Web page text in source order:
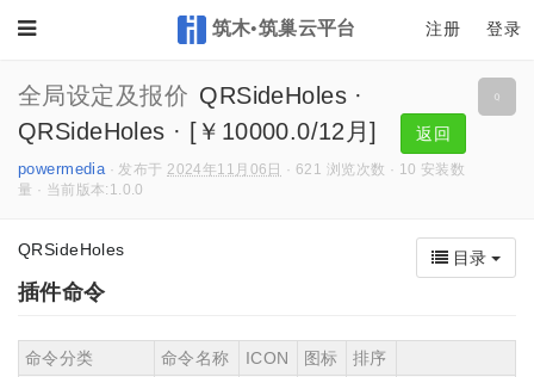
Toggle 筑木•筑巢云平台 注册 登录
全局设定及报价 QRSideHoles ·
QRSideHoles · [￥10000.0/12月]
返回
powermedia· 发布于 2024年11月06日 · 621 浏览次数 · 10 安装数
量 · 当前版本:1.0.0
目录
QRSideHoles
插件命令
命令分类 命令名称 ICON 图标
排序